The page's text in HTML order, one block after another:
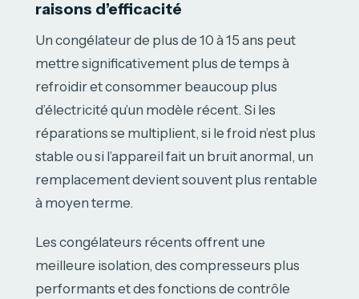
raisons d’efficacité
Un congélateur de plus de 10 à 15 ans peut
mettre significativement plus de temps à
refroidir et consommer beaucoup plus
d’électricité qu’un modèle récent. Si les
réparations se multiplient, si le froid n’est plus
stable ou si l’appareil fait un bruit anormal, un
remplacement devient souvent plus rentable
à moyen terme.
Les congélateurs récents offrent une
meilleure isolation, des compresseurs plus
performants et des fonctions de contrôle